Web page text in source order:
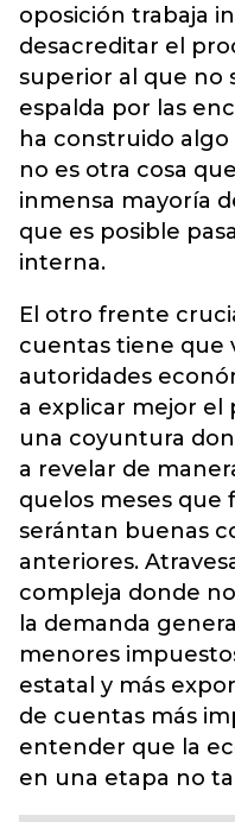
oposición trabaja
desacreditar el
superior al que no
espalda por las
ha construido
no es otra cosa
inmensa mayoría
que es posible
interna.
El otro frente
cuentas tiene que
autoridades
a explicar mejor el
una coyuntura
a revelar de
quelos meses que
serántan buenas
anteriores.
compleja donde
la demanda
menores
estatal y más
de cuentas más
entender que la
en una etapa no